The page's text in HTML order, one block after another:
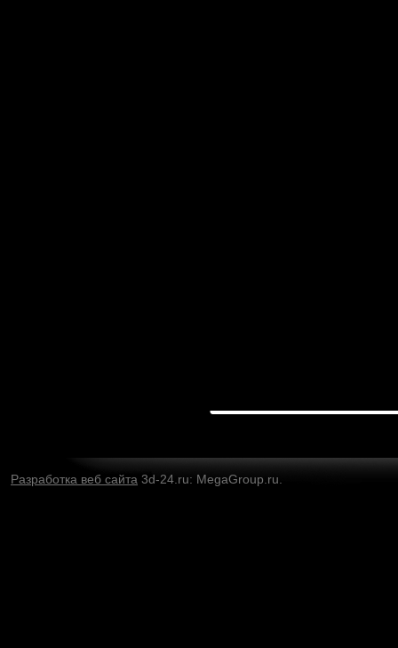
Разработка веб сайта 3d-24.ru: MegaGroup.ru.